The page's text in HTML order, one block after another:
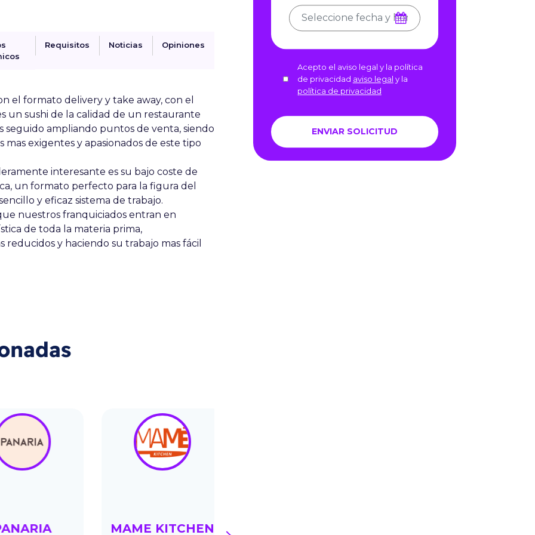
Requisitos Noticias Opiniones
el formato delivery y take away, con el
un sushi de la calidad de un restaurante
ampliando puntos de venta, siendo
exigentes y apasionados de este tipo
interesante es su bajo coste de
un formato perfecto para la figura del
y eficaz sistema de trabajo.
nuestros franquiciados entran en
de toda la materia prima,
y haciendo su trabajo mas fácil
MAME KITCHEN
Acepto el aviso legal y la política
de privacidad aviso legal y la
política de privacidad